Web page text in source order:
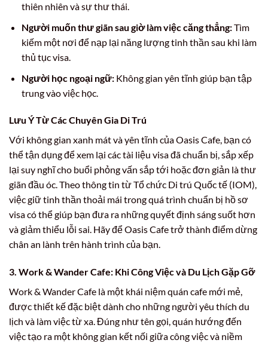
thiên nhiên và sự thư thái.
Người muốn thư giãn sau giờ làm việc căng thẳng:Tìm
kiếm một nơi để nạp lại năng lượng tinh thần sau khi làm
thủ tục visa.
Người học ngoại ngữ:Không gian yên tĩnh giúp bạn tập
trung vào việc học.
Lưu Ý Từ Các Chuyên Gia Di Trú
Với không gian xanh mát và yên tĩnh của Oasis Cafe, bạn có
thể tận dụng để xem lại các tài liệu visa đã chuẩn bị, sắp xếp
lại suy nghĩ cho buổi phỏng vấn sắp tới hoặc đơn giản là thư
giãn đầu óc. Theo thông tin từ Tổ chức Di trú Quốc tế (IOM),
việc giữ tinh thần thoải mái trong quá trình chuẩn bị hồ sơ
visa có thể giúp bạn đưa ra những quyết định sáng suốt hơn
và giảm thiểu lỗi sai. Hãy để Oasis Cafe trở thành điểm dừng
chân an lành trên hành trình của bạn.
3. Work & Wander Cafe: Khi Công Việc và Du Lịch Gặp Gỡ
Work & Wander Cafe là một khái niệm quán cafe mới mẻ,
được thiết kế đặc biệt dành cho những người yêu thích du
lịch và làm việc từ xa. Đúng như tên gọi, quán hướng đến
việc tạo ra một không gian kết nối giữa công việc và niềm